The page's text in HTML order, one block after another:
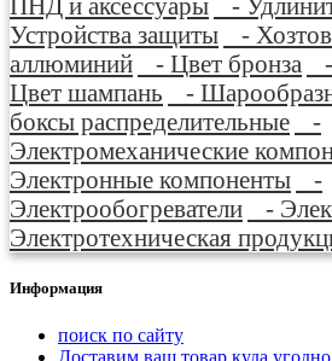
Устройства защиты
-
аллюминий
- Цвет бронза
Цвет шампань
-
боксы распределительные
-
Электромеханические
Электронные компоненты
-
Электрообогреватели
-
Электротехническая
Информация
поиск по сайту
Доставим ваш товар куда угодно